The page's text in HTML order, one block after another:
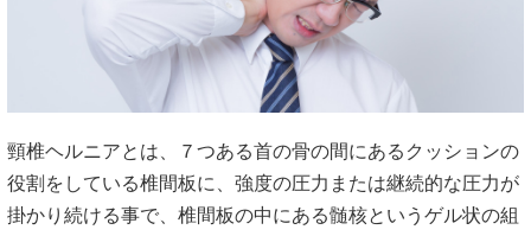
頸椎ヘルニアとは、７つある首の骨の間にあるクッションの
役割をしている椎間板に、強度の圧力または継続的な圧力が
掛かり続ける事で、椎間板の中にある髄核というゲル状の組